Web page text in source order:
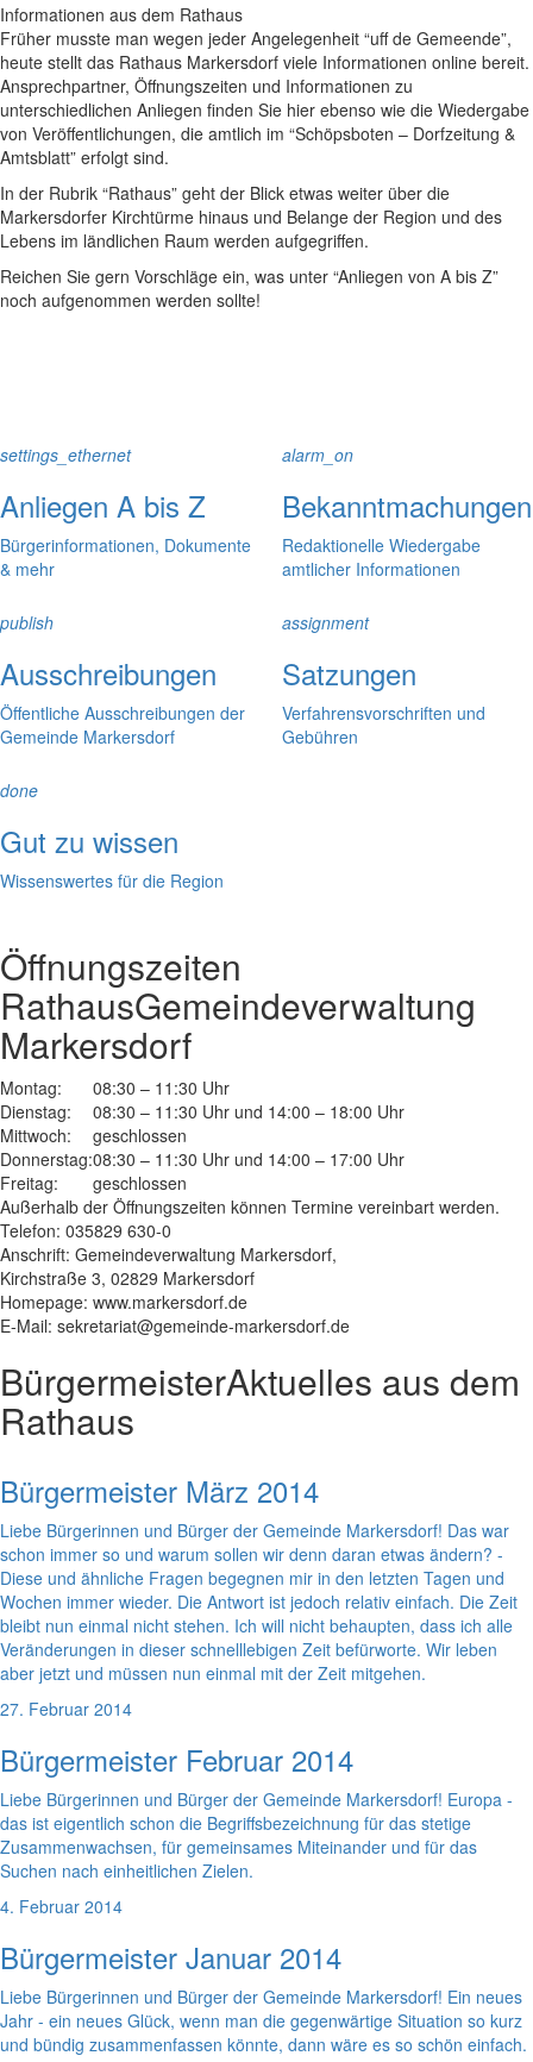
Informationen aus dem Rathaus
Früher musste man wegen jeder Angelegenheit “uff de Gemeende”,
heute stellt das Rathaus Markersdorf viele Informationen online bereit.
Ansprechpartner, Öffnungszeiten und Informationen zu
unterschiedlichen Anliegen finden Sie hier ebenso wie die Wiedergabe
von Veröffentlichungen, die amtlich im “Schöpsboten – Dorfzeitung &
Amtsblatt” erfolgt sind.
In der Rubrik “Rathaus” geht der Blick etwas weiter über die
Markersdorfer Kirchtürme hinaus und Belange der Region und des
Lebens im ländlichen Raum werden aufgegriffen.
Reichen Sie gern Vorschläge ein, was unter “Anliegen von A bis Z”
noch aufgenommen werden sollte!
settings_ethernet
Anliegen A bis Z
Bürgerinformationen, Dokumente
& mehr
alarm_on
Bekanntmachungen
Redaktionelle Wiedergabe
amtlicher Informationen
publish
Ausschreibungen
Öffentliche Ausschreibungen der
Gemeinde Markersdorf
assignment
Satzungen
Verfahrensvorschriften und
Gebühren
done
Gut zu wissen
Wissenswertes für die Region
Öffnungszeiten
RathausGemeindeverwaltung
Markersdorf
Montag:
08:30 – 11:30 Uhr
Dienstag:
08:30 – 11:30 Uhr und 14:00 – 18:00 Uhr
Mittwoch:
geschlossen
Donnerstag:08:30 – 11:30 Uhr und 14:00 – 17:00 Uhr
Freitag:
geschlossen
Außerhalb der Öffnungszeiten können Termine vereinbart werden.
Telefon: 035829 630-0
Anschrift: Gemeindeverwaltung Markersdorf,
Kirchstraße 3, 02829 Markersdorf
Homepage: www.markersdorf.de
E-Mail: sekretariat@gemeinde-markersdorf.de
BürgermeisterAktuelles aus dem
Rathaus
Bürgermeister März 2014
Liebe Bürgerinnen und Bürger der Gemeinde Markersdorf! Das war
schon immer so und warum sollen wir denn daran etwas ändern? -
Diese und ähnliche Fragen begegnen mir in den letzten Tagen und
Wochen immer wieder. Die Antwort ist jedoch relativ einfach. Die Zeit
bleibt nun einmal nicht stehen. Ich will nicht behaupten, dass ich alle
Veränderungen in dieser schnelllebigen Zeit befürworte. Wir leben
aber jetzt und müssen nun einmal mit der Zeit mitgehen.
27. Februar 2014
Bürgermeister Februar 2014
Liebe Bürgerinnen und Bürger der Gemeinde Markersdorf! Europa -
das ist eigentlich schon die Begriffsbezeichnung für das stetige
Zusammenwachsen, für gemeinsames Miteinander und für das
Suchen nach einheitlichen Zielen.
4. Februar 2014
Bürgermeister Januar 2014
Liebe Bürgerinnen und Bürger der Gemeinde Markersdorf! Ein neues
Jahr - ein neues Glück, wenn man die gegenwärtige Situation so kurz
und bündig zusammenfassen könnte, dann wäre es so schön einfach.